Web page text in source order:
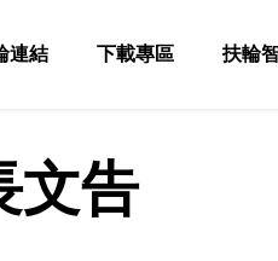
連結 下載專區 扶輪
文告